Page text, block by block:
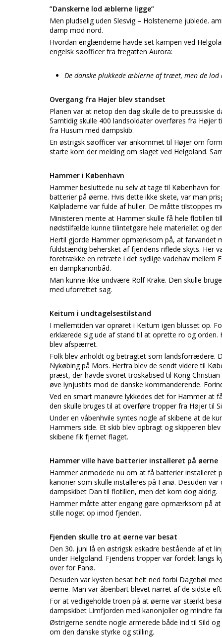
”Danskerne lod æblerne ligge”
Men pludselig uden Slesvig – Holstenerne jublede.
damp mod nord.
Hvordan englænderne havde set kampen ved
engelsk søofficer fra fregatten Aurora:
De danske plukkede æblerne af træet, men de lod
Overgang fra Højer blev standset
Planen var at netop den dag skulle de to preussiske
Samtidig skulle 400 landsoldater overføres fra Højer
fra Husum med dampskib.
En østrigsk søofficer var ankommet til Højer om
starte kom der melding om slaget ved Helgoland.
Hammer i København
Hammer besluttede nu selv at tage til København
batterier på øerne. Hvis dette ikke skete, var man
Kølpladerne var fulde af huller. De måtte tilstoppes
Ministeren mente at Hammer skulle få hele flotillen
nødstilfælde kunne tilintetgøre hele materiellet og
Hertil gjorde Hammer opmærksom på, at farvandet
fuldstændig behersket af fjendens riflede skyts. Her
foretrække en retræte i det sydlige vadehav mellem
en dampkanonbåd.
Man kunne ikke undvære Rolf Krake. Den skulle
med uforrettet sag.
Keitum i undtagelsestilstand
I mellemtiden var oprøret i Keitum igen blusset op.
erklærede sig ude af stand til at oprette ro og
blev afspærret.
Folk blev anholdt og betragtet som
Nykøbing på Mors. Herfra blev de sendt videre til
præst, der havde svoret troskabsed til Kong
øve lynjustits mod de danske kommanderende.
Ved en smart manøvre lykkedes det for Hammer at
den skulle bruges til at overføre tropper fra Højer til
Under en våbenhvile syntes nogle af skibene at de
Hammers side. Et skib blev opbragt og skipperen
skibene fik fjernet flaget.
Hammer ville have batterier installeret på øerne
Hammer anmodede nu om at få batterier installeret
kanoner som skulle installeres på Fanø. Desuden
dampskibet Dan til flotillen, men det kom dog aldrig.
Hammer måtte atter engang gøre opmærksom på
stille noget op imod fjenden.
Fjenden skulle tro at øerne var besat
Den 30. juni lå en østrigsk eskadre bestående af et
under Helgoland. Fjendens tropper var fordelt langs
over for Fanø.
Desuden var kysten besat helt ned forbi Dagebøl
øerne. Man var åbenbart blevet narret af de sidste
For at vedligeholde troen på at øerne var stærkt
dampskibet Limfjorden med kanonjoller og mindre
Østrigerne sendte nogle armerede både ind til Sild
om den danske styrke og stilling.